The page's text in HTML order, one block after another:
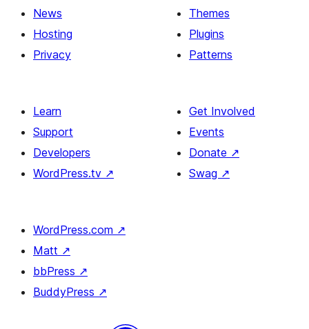
News
Hosting
Privacy
Themes
Plugins
Patterns
Learn
Support
Developers
WordPress.tv ↗
Get Involved
Events
Donate ↗
Swag ↗
WordPress.com ↗
Matt ↗
bbPress ↗
BuddyPress ↗